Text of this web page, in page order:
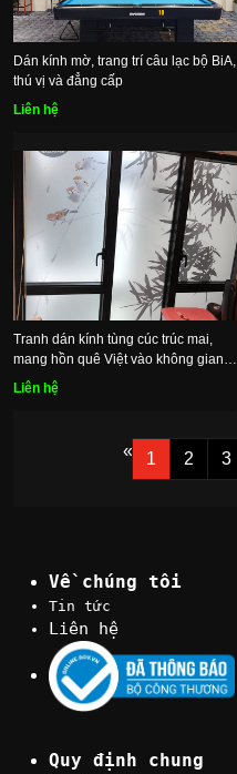
Dán kính mờ, trang trí câu lạc bộ BiA,
thú vị và đẳng cấp
Liên hệ
Tranh dán kính tùng cúc trúc mai,
mang hồn quê Việt vào không gian
sống
Liên hệ
« 1 2 3
Về chúng tôi
Tin tức
Liên hệ
Quy định chung